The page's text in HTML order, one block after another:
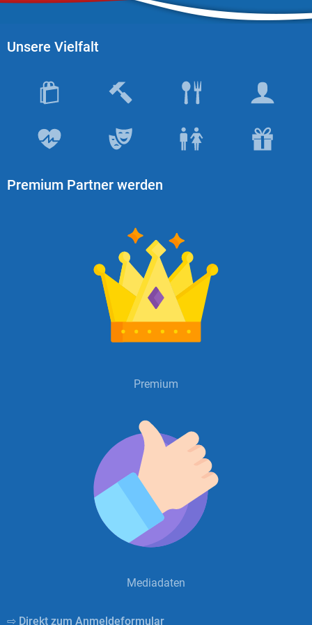
Unsere Vielfalt
Premium Partner werden
Premium
Mediadaten
⇨ Direkt zum Anmeldeformular